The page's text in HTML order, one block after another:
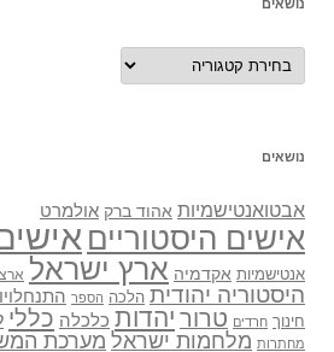
נושאים
נושאים
נושאים
אבטואנטישמיות אהוד ברק אולמרט
אישים היסטוריים
אנטישמיות אקדמיה ארץ ישראל
היסטוריה יהודית הלכה הספר
חינוך חרדים טרור יהדות כלכלה כללי
מחתרות מלחמות ישראל מערכת